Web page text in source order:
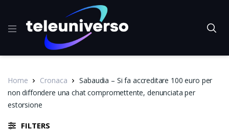
Home Cronaca
Sabaudia – Si fa accreditare 100 euro per
non diffondere una chat compromettente, denunciata per
estorsione
FILTERS